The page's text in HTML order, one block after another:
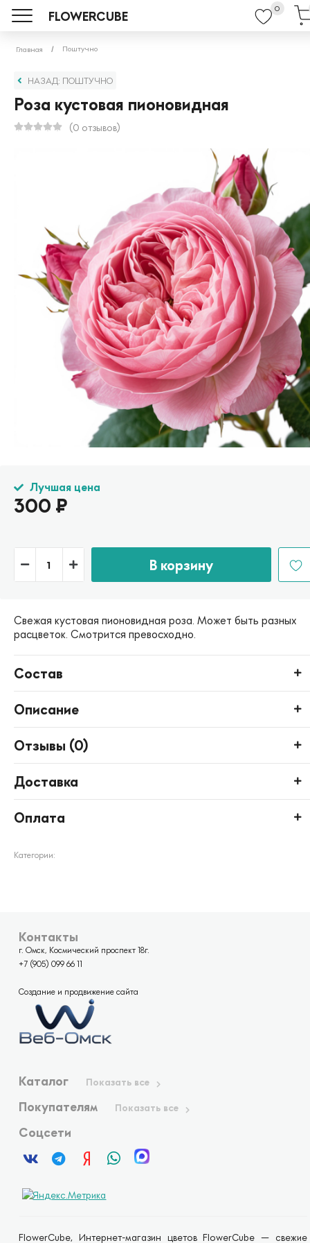
FLOWERCUBE
0
Главная Поштучно
НАЗАД: ПОШТУЧНО
Роза кустовая пионовидная
(0 отзывов)
Лучшая цена
300 ₽
В корзину
Свежая кустовая пионовидная роза. Может быть разных
расцветок. Смотрится превосходно.
Состав
Описание
Отзывы (0)
Доставка
Оплата
Категории:
Контакты
г. Омск, Космический проспект 18г.
+7 (905) 099 66 11
Создание и продвижение сайта
Каталог Показать все
Покупателям Показать все
Соцсети
FlowerCube, Интернет-магазин цветов FlowerCube — свежие